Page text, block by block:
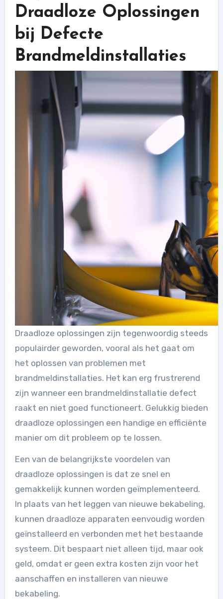
Draadloze Oplossingen
bij Defecte
Brandmeldinstallaties
Draadloze oplossingen zijn tegenwoordig steeds
populairder geworden, vooral als het gaat om
het oplossen van problemen met
brandmeldinstallaties. Het kan erg frustrerend
zijn wanneer een brandmeldinstallatie defect
raakt en niet goed functioneert. Gelukkig bieden
draadloze oplossingen een handige en efficiënte
manier om dit probleem op te lossen.
Een van de belangrijkste voordelen van
draadloze oplossingen is dat ze snel en
gemakkelijk kunnen worden geïmplementeerd.
In plaats van het leggen van nieuwe bekabeling,
kunnen draadloze apparaten eenvoudig worden
geïnstalleerd en verbonden met het bestaande
systeem. Dit bespaart niet alleen tijd, maar ook
geld, omdat er geen extra kosten zijn voor het
aanschaffen en installeren van nieuwe
bekabeling.